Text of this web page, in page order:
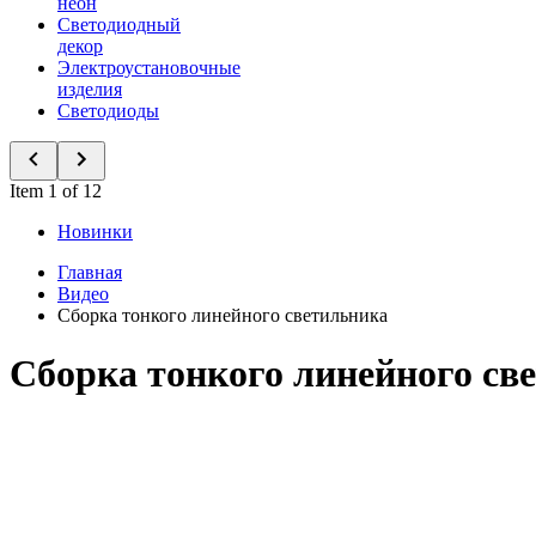
Светодиодный
декор
Электроустановочные
изделия
Светодиоды
Item 1 of 12
Новинки
Главная
Видео
Сборка тонкого линейного светильника
Сборка тонкого линейного